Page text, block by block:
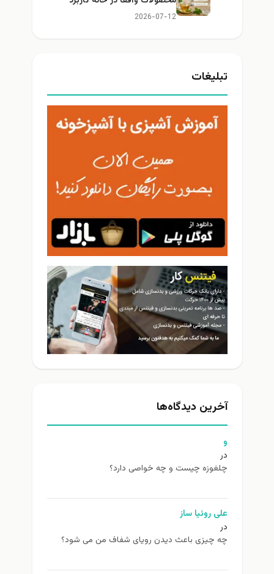
دارند؟
2026-07-12
تبلیغات
آخرین دیدگاه‌ها
و
در
چلغوزه چیست و چه خواصی دارد؟
علی روئیا ساز
در
چه چیزی باعث دیدن رویای شفاف من می شود؟